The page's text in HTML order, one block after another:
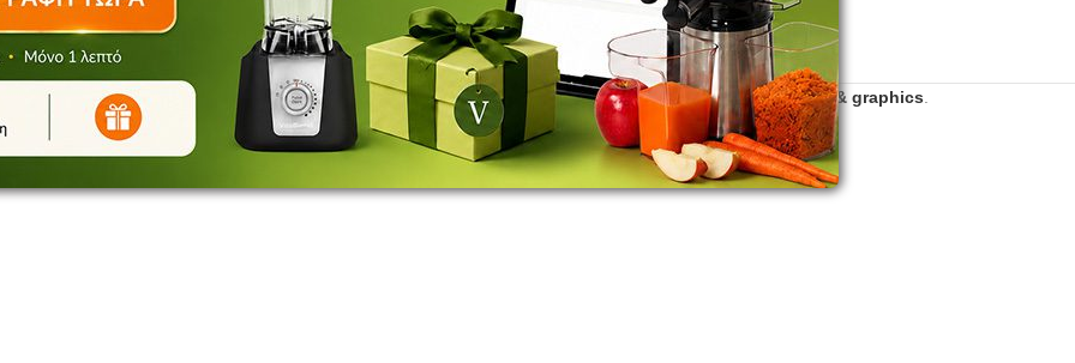
V for Vita 2016 - 2026 | Developed byzero web & graphics